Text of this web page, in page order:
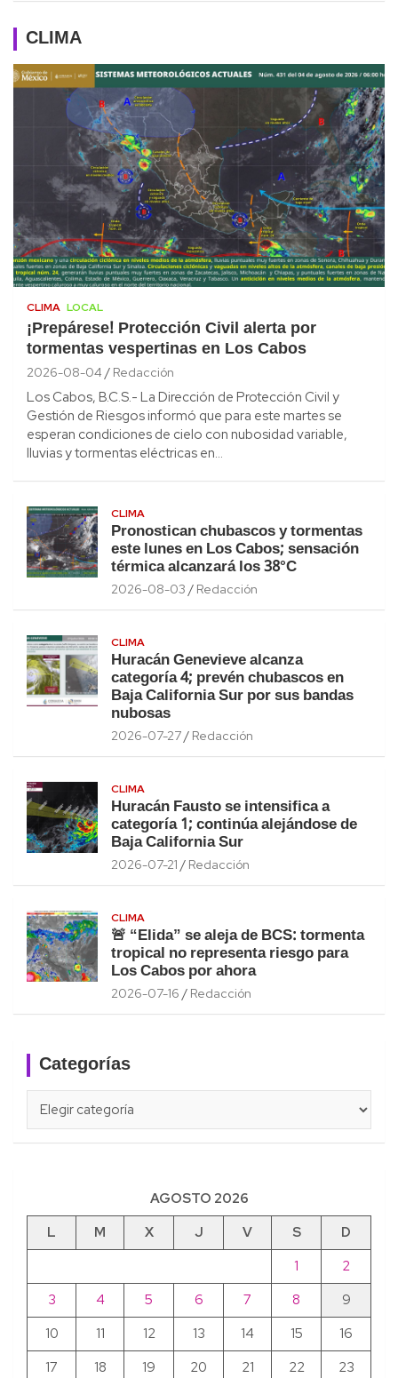
CLIMA
CLIMA LOCAL
¡Prepárese! Protección Civil alerta por
tormentas vespertinas en Los Cabos
2026-08-04 Redacción
Los Cabos, B.C.S.- La Dirección de Protección Civil y
Gestión de Riesgos informó que para este martes se
esperan condiciones de cielo con nubosidad variable,
lluvias y tormentas eléctricas en…
CLIMA
Pronostican chubascos y tormentas
este lunes en Los Cabos; sensación
térmica alcanzará los 38°C
2026-08-03 Redacción
CLIMA
Huracán Genevieve alcanza
categoría 4; prevén chubascos en
Baja California Sur por sus bandas
nubosas
2026-07-27 Redacción
CLIMA
Huracán Fausto se intensifica a
categoría 1; continúa alejándose de
Baja California Sur
2026-07-21 Redacción
CLIMA
🚨 “Elida” se aleja de BCS: tormenta
tropical no representa riesgo para
Los Cabos por ahora
2026-07-16 Redacción
Categorías
AGOSTO 2026
L
M X J V S
D
1
2
3
4 5 6 7 8
9
10
11 12 13 14 15
16
17
18 19 20 21 22 23